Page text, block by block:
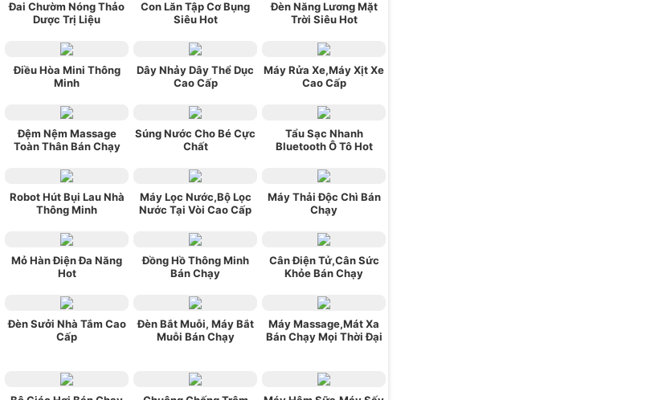
Đai Chườm Nóng Thảo
Dược Trị Liệu
Con Lăn Tập Cơ Bụng
Siêu Hot
Đèn Năng Lương Mặt
Trời Siêu Hot
Điều Hòa Mini Thông
Minh
Dây Nhảy Dây Thể Dục
Cao Cấp
Máy Rửa Xe,Máy Xịt Xe
Cao Cấp
Đệm Nệm Massage
Toàn Thân Bán Chạy
Súng Nước Cho Bé Cực
Chất
Tẩu Sạc Nhanh
Bluetooth Ô Tô Hot
Robot Hút Bụi Lau Nhà
Thông Minh
Máy Lọc Nước,Bộ Lọc
Nước Tại Vòi Cao Cấp
Máy Thải Độc Chì Bán
Chạy
Mỏ Hàn Điện Đa Năng
Hot
Đồng Hồ Thông Minh
Bán Chạy
Cân Điện Tử,Cân Sức
Khỏe Bán Chạy
Đèn Sưởi Nhà Tắm Cao
Cấp
Đèn Bắt Muỗi, Máy Bắt
Muỗi Bán Chạy
Máy Massage,Mát Xa
Bán Chạy Mọi Thời Đại